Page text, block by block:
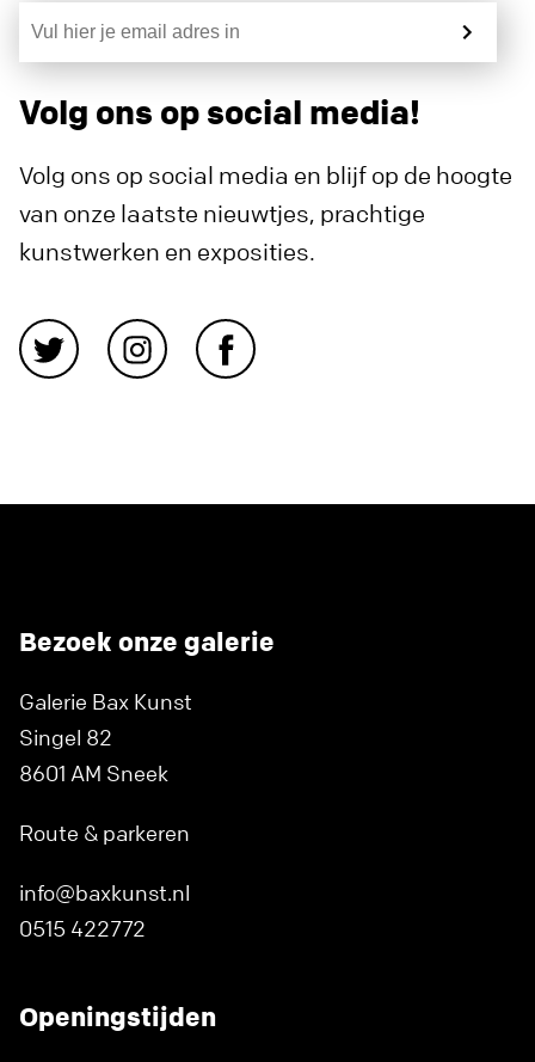
Volg ons op social media!
Volg ons op social media en blijf op de hoogte
van onze laatste nieuwtjes, prachtige
kunstwerken en exposities.
Bezoek onze galerie
Galerie Bax Kunst
Singel 82
8601 AM Sneek
Route & parkeren
info@baxkunst.nl
0515 422772
Openingstijden